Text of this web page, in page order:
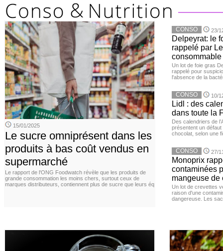
15/01/2025
Le sucre omniprésent dans les
produits à bas coût vendus en
supermarché
Le rapport de l'ONG Foodwatch révèle que les produits de
grande consommation les moins chers, surtout ceux de
marques distributeurs, contiennent plus de sucre que leurs éq
CONSO 23/
Delpeyrat: le
rappelé par
consommable
Un lot de foie gras
rappelé pour
l'absence de la
CONSO 10/
Lidl : des
dans toute la
Des calendriers de
présentent un défaut
chocolat, selon une
CONSO 27/
Monoprix
contaminées
mangeuse de
Un lot de crevettes
raison d'une
dangereuse. Les